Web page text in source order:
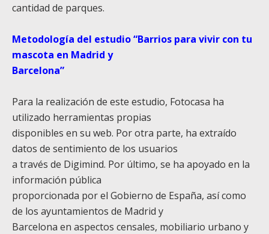
cantidad de parques.
Metodología del estudio “Barrios para vivir con tu
mascota en Madrid y
Barcelona”
Para la realización de este estudio, Fotocasa ha
utilizado herramientas propias
disponibles en su web. Por otra parte, ha extraído
datos de sentimiento de los usuarios
a través de Digimind. Por último, se ha apoyado en la
información pública
proporcionada por el Gobierno de España, así como
de los ayuntamientos de Madrid y
Barcelona en aspectos censales, mobiliario urbano y